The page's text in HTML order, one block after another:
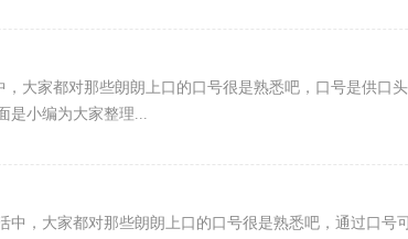
大家都对那些朗朗上口的口号很是熟悉吧，口号是供口
是小编为大家整理...
中，大家都对那些朗朗上口的口号很是熟悉吧，通过口号